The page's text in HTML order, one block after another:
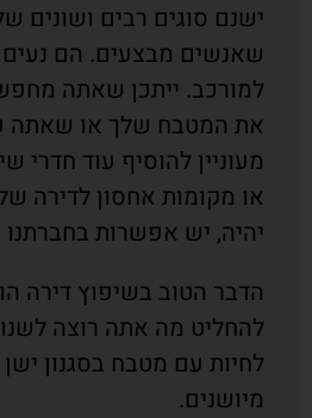
ישנם סוגים רבים ושונים
שאנשים מבצעים. הם נעים
למורכב. ייתכן שאתה
את המטבח שלך או שאתה
מעוניין להוסיף עוד חדרי
או מקומות אחסון לדירה
יהיה, יש אפשרות
הדבר הטוב בשיפוץ דירה
להחליט מה אתה רוצה
לחיות עם מטבח בסגנון ישן
מיושנים.